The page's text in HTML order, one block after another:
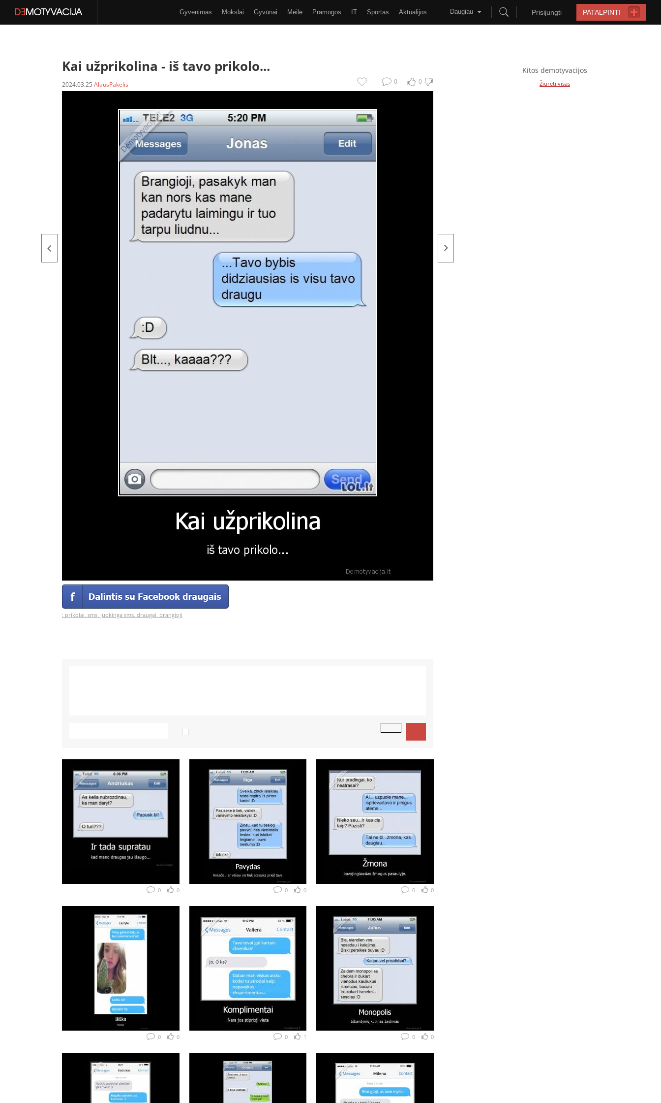
Gyvenimas Mokslai Gyvūnai Meilė Pramogos IT Sportas Aktualijos PATALPINTI
Prisijungti
Daugiau
Kai užprikolina - iš tavo prikolo...
2024.03.25 AlausPakelis 0
0
: prikolai, sms, juokinga sms, draugai, brangioji
0 0 0 0 0 0
0 0 0 1 0 0
Kitos demotyvacijos
Žiūrėti visas